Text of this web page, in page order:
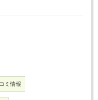
ミ情報